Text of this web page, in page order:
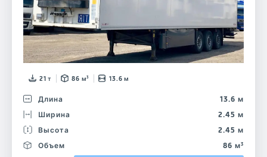
21 т 86 м³ 13.6 м
Длина
13.6 м
Ширина
2.45 м
Высота
2.45 м
Объем
86 м³